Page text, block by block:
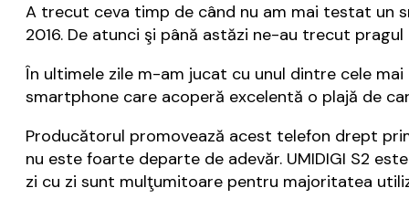
A trecut ceva timp de când nu am mai testat un
2016. De atunci şi până astăzi ne-au trecut
În ultimele zile m-am jucat cu unul dintre cele
smartphone care acoperă excelentă o plajă de
Producătorul promovează acest telefon drept
nu este foarte departe de adevăr. UMIDIGI S2
zi cu zi sunt mulţumitoare pentru majoritatea